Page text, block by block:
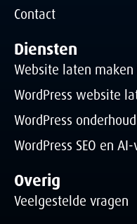
Contact
Diensten
Website laten maken
WordPress website
WordPress
WordPress SEO en
Overig
Veelgestelde vragen